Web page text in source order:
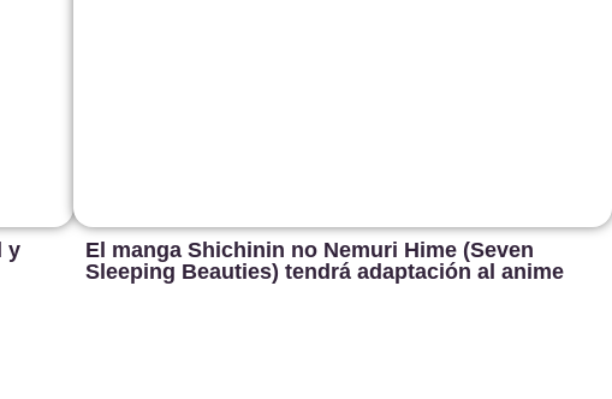
y
El manga Shichinin no Nemuri Hime (Seven
Sleeping Beauties) tendrá adaptación al anime